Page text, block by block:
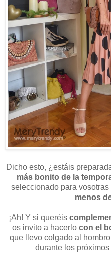
Dicho esto, ¿estáis
más bonito de la
seleccionado para vosotras
menos
¡Ah! Y si queréis
os invito a hacerlo con el
que llevo colgado al
durante los